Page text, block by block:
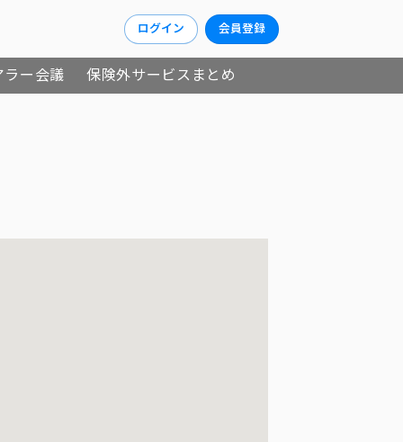
ログイン 会員登録
ラー会議 保険外サービスまとめ